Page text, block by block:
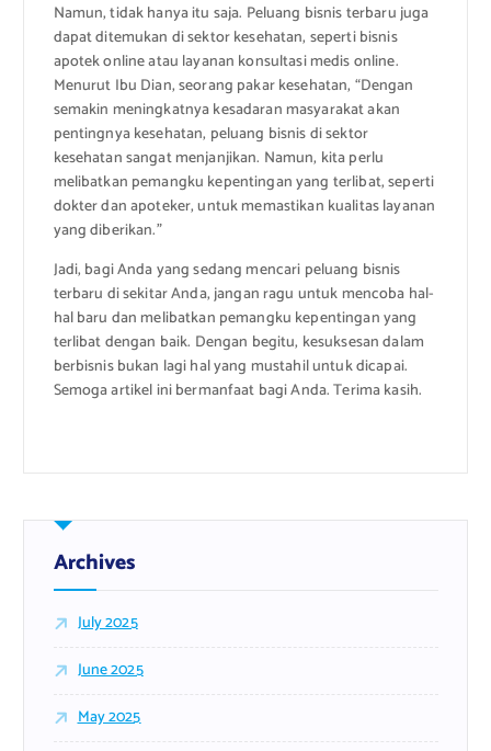
Namun, tidak hanya itu saja. Peluang bisnis terbaru juga
dapat ditemukan di sektor kesehatan, seperti bisnis
apotek online atau layanan konsultasi medis online.
Menurut Ibu Dian, seorang pakar kesehatan, “Dengan
semakin meningkatnya kesadaran masyarakat akan
pentingnya kesehatan, peluang bisnis di sektor
kesehatan sangat menjanjikan. Namun, kita perlu
melibatkan pemangku kepentingan yang terlibat, seperti
dokter dan apoteker, untuk memastikan kualitas layanan
yang diberikan.”
Jadi, bagi Anda yang sedang mencari peluang bisnis
terbaru di sekitar Anda, jangan ragu untuk mencoba hal-
hal baru dan melibatkan pemangku kepentingan yang
terlibat dengan baik. Dengan begitu, kesuksesan dalam
berbisnis bukan lagi hal yang mustahil untuk dicapai.
Semoga artikel ini bermanfaat bagi Anda. Terima kasih.
Archives
July 2025
June 2025
May 2025